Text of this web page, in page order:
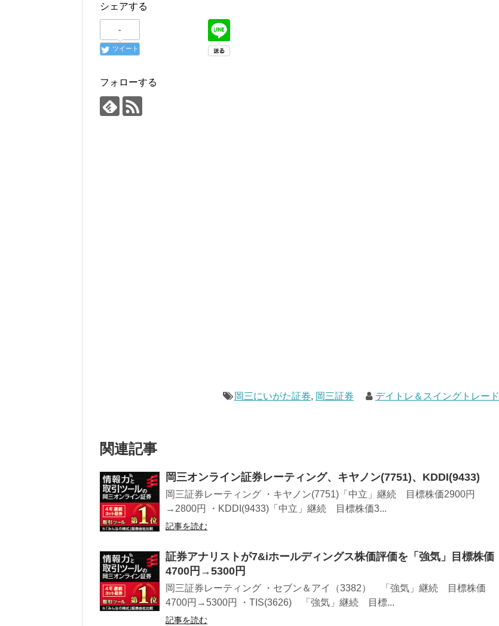
シェアする
-
ツイート
フォローする
岡三にいがた証券, 岡三証券 デイトレ＆スイングトレード
関連記事
岡三オンライン証券レーティング、キヤノン(7751)、KDDI(9433)
岡三証券レーティング ・キヤノン(7751)「中立」継続 目標株価2900円
→2800円 ・KDDI(9433)「中立」継続 目標株価3...
記事を読む
証券アナリストが7&iホールディングス株価評価を「強気」目標株価
4700円→5300円
岡三証券レーティング ・セブン＆アイ（3382） 「強気」継続 目標株価
4700円→5300円 ・TIS(3626) 「強気」継続 目標...
記事を読む